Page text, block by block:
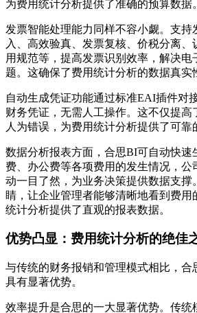
为费用统计分析提供了准确的预算数据。
发票智能处理能力同样不容小觑。支持
入、高效验真、发票复核、价税分离、
用规范等，提高发票识别效率，解决电
题。这确保了费用统计分析的数据真实
自动生成凭证功能通过标准EAI插件对
财务凭证，无需人工操作。这不仅提高
人为错误，为费用统计分析提供了可靠
数据分析报表方面，合思BI可自动快速
费、办公费等各项费用的发生情况，公
动一目了然，为业务决策提供数据支撑
睛，让企业管理者能够清晰地看到费用
统计分析提供了直观的报表数据。
优势凸显：费用统计分析的绝佳
与传统的财务报销和管理模式相比，合
具有显著优势。
效率提升是合思的一大显著优势。传统